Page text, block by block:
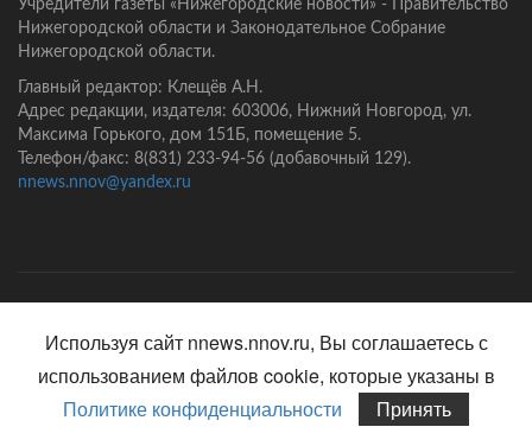
Учредители газеты «Нижегородские новости» - Правительство
Нижегородской области и Законодательное Собрание
Нижегородской области.
Главный редактор: Клещёв А.Н.
Адрес редакции, издателя: 603006, Нижний Новгород, ул.
Максима Горького, дом 151Б, помещение 5.
Телефон/факс: 8(831) 233-94-56 (добавочный 129).
nnews.nnov@yandex.ru
Используя сайт nnews.nnov.ru, Вы соглашаетесь с
использованием файлов cookie, которые указаны в
Политике конфиденциальности
Принять